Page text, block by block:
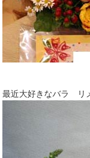
最近大好きなバラ リ